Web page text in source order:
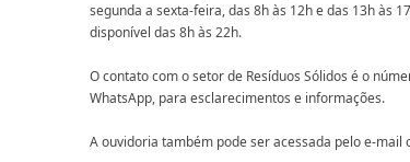
segunda a sexta-feira, das 8h às 12h e das 13h às
disponível das 8h às 22h.
O contato com o setor de Resíduos Sólidos é o
WhatsApp, para esclarecimentos e informações.
A ouvidoria também pode ser acessada pelo e-mail